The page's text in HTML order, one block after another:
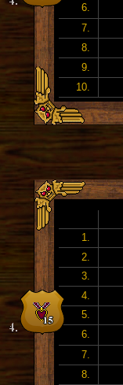
6.
7.
8.
9.
10.
1.
2.
3.
4.
5.
6.
7.
8.